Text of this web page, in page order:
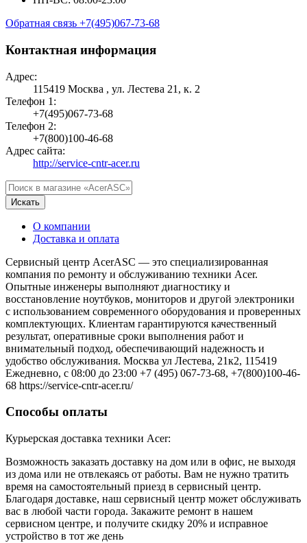
Обратная связь +7(495)067-73-68
Контактная информация
Адрес:
115419 Москва , ул. Лестева 21, к. 2
Телефон 1:
+7(495)067-73-68
Телефон 2:
+7(800)100-46-68
Адрес сайта:
http://service-cntr-acer.ru
Искать
О компании
Доставка и оплата
Сервисный центр AcerASC — это специализированная
компания по ремонту и обслуживанию техники Acer.
Опытные инженеры выполняют диагностику и
восстановление ноутбуков, мониторов и другой электроники
с использованием современного оборудования и проверенных
комплектующих. Клиентам гарантируются качественный
результат, оперативные сроки выполнения работ и
внимательный подход, обеспечивающий надежность и
удобство обслуживания. Москва ул Лестева, 21к2, 115419
Ежедневно, с 08:00 до 23:00 +7 (495) 067-73-68, +7(800)100-46-
68 https://service-cntr-acer.ru/
Способы оплаты
Курьерская доставка техники Acer:
Возможность заказать доставку на дом или в офис, не выходя
из дома или не отвлекаясь от работы. Вам не нужно тратить
время на самостоятельный приезд в сервисный центр.
Благодаря доставке, наш сервисный центр может обслуживать
вас в любой части города. Закажите ремонт в нашем
сервисном центре, и получите скидку 20% и исправное
устройство в тот же день